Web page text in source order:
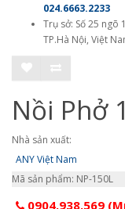
024.6663.2233
Trụ sở: Số 25 ngõ
TP.Hà Nội, Việt
Nồi Phở
Nhà sản xuất:
ANY Việt Nam
Mã sản phẩm: NP-150L
0904.938.569